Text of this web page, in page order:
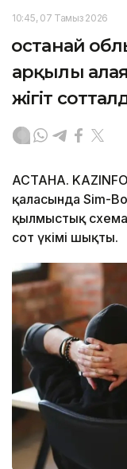
10:45, 07 Тамыз 2026
Қостанай
арқылы
жігіт
АСТАНА.
қаласында Sim-
қылмыстық
сот үкімі шықты.